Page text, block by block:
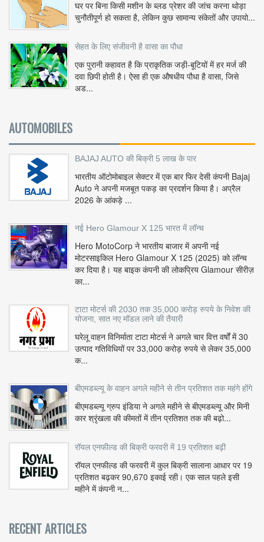
घर पर बिना किसी मशीन के ब्लड प्रेशर की जांच करना थोड़ा
चुनौतीपूर्ण हो सकता है, लेकिन कुछ सामान्य संकेतों और उपायो...
सेहत के लिए संजीवनी है वासा का पौधा
एक पुरानी कहावत है कि प्राकृतिक जड़ी-बूटियों में हर मर्ज की
दवा छिपी होती है। ऐसा ही एक औषधीय पौधा है वासा, जिसे
अड...
AUTOMOBILES
BAJAJ AUTO की बिक्री 5 लाख के पार
भारतीय ऑटोमोबाइल सेक्टर में एक बार फिर देसी कंपनी Bajaj
Auto ने अपनी मजबूत पकड़ का प्रदर्शन किया है। अप्रैल
2026 के आंकड़े ...
नई Hero Glamour X 125 भारत में लॉन्च
Hero MotoCorp ने भारतीय बाजार में अपनी नई
मोटरसाइकिल Hero Glamour X 125 (2025) को लॉन्च
कर दिया है। यह बाइक कंपनी की लोकप्रिय Glamour सीरीज़
का...
टाटा मोटर्स की 2030 तक 35,000 करोड़ रुपये के निवेश की
योजना, सात नए मॉडल लाने की तैयारी
घरेलू वाहन विनिर्माता टाटा मोटर्स ने अगले चार वित्त वर्षों में 30
उत्पाद गतिविधियों पर 33,000 करोड़ रुपये से लेकर 35,000
क...
बीएमडब्ल्यू के वाहन अगले महीने से तीन प्रतिशत तक महंगे होंगे
बीएमडब्ल्यू ग्रुप इंडिया ने अगले महीने से बीएमडब्ल्यू और मिनी
कार श्रृंखला की कीमतों में तीन प्रतिशत तक की बढ़ो...
रॉयल एनफील्ड की बिक्री फरवरी में 19 प्रतिशत बढ़ी
रॉयल एनफील्ड की फरवरी में कुल बिक्री सालाना आधार पर 19
प्रतिशत बढ़कर 90,670 इकाई रही। एक साल पहले इसी
महीने में कंपनी न...
RECENT ARTICLES